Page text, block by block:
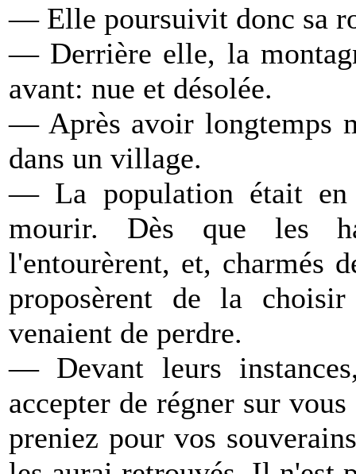
— Elle poursuivit donc sa
— Derrière elle, la
avant: nue et désolée.
— Après avoir longtemps
dans un village.
— La population était en
mourir. Dès que les
l'entourèrent, et, charmés
proposèrent de la
venaient de perdre.
— Devant leurs
accepter de régner sur
preniez pour vos